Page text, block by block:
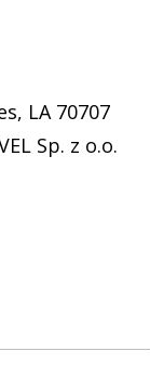
LA 70707
Sp. z o.o.